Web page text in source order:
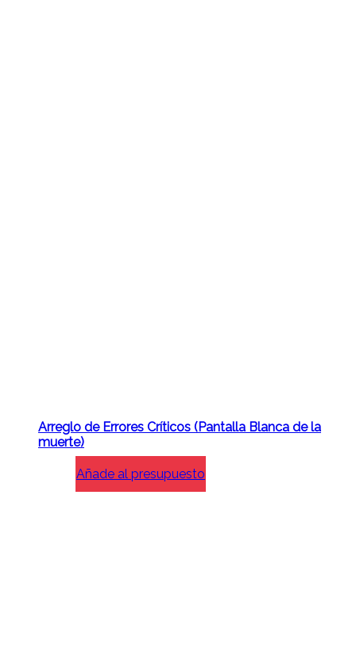
Arreglo de Errores Críticos (Pantalla Blanca de la
muerte)
Añade al presupuesto